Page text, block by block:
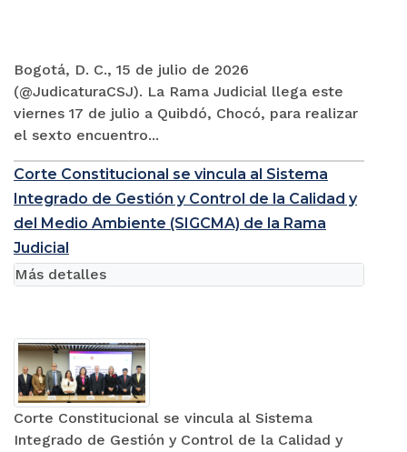
Bogotá, D. C., 15 de julio de 2026
(@JudicaturaCSJ). La Rama Judicial llega este
viernes 17 de julio a Quibdó, Chocó, para realizar
el sexto encuentro...
Corte Constitucional se vincula al Sistema
Integrado de Gestión y Control de la Calidad y
del Medio Ambiente (SIGCMA) de la Rama
Judicial
Corte Constitucional se vincula al Sistema
Integrado de Gestión y Control de la Calidad y
Más detalles